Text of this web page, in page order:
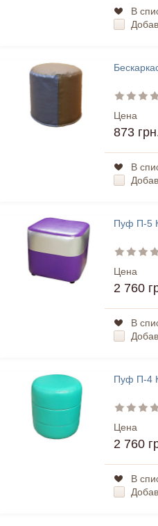
В
Цена
873
В
Пуф П-5
Цена
2 760
В
Пуф П-4
Цена
2 760
В